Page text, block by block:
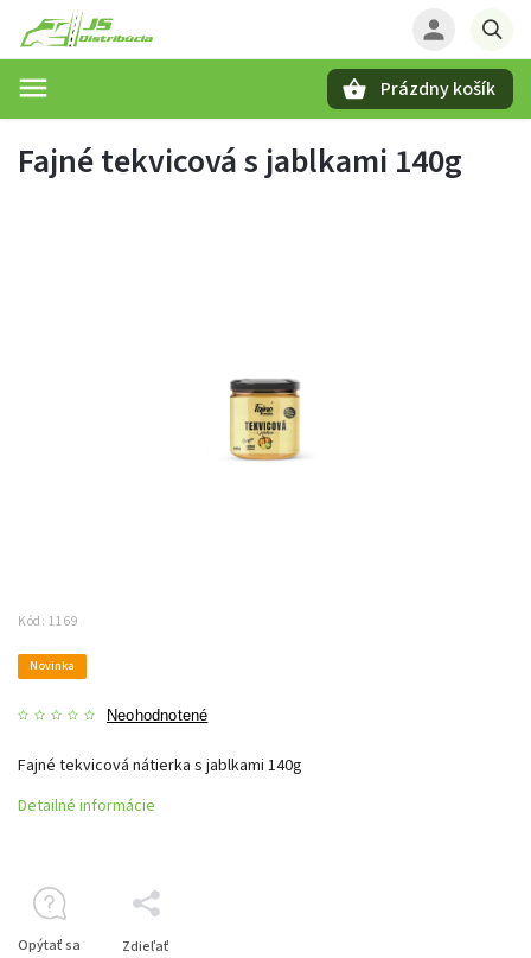
Prázdny košík
Fajné tekvicová s jablkami 140g
Kód: 1169
Novinka
Neohodnotené
Fajné tekvicová nátierka s jablkami 140g
Detailné informácie
Opýtať sa Zdieľať